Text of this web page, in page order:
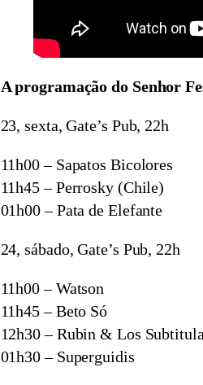
A programação do Senhor
23, sexta, Gate’s Pub, 22h
11h00 – Sapatos Bicolores
11h45 – Perrosky (Chile)
01h00 – Pata de Elefante
24, sábado, Gate’s Pub, 22h
11h00 – Watson
11h45 – Beto Só
12h30 – Rubin & Los
01h30 – Superguidis